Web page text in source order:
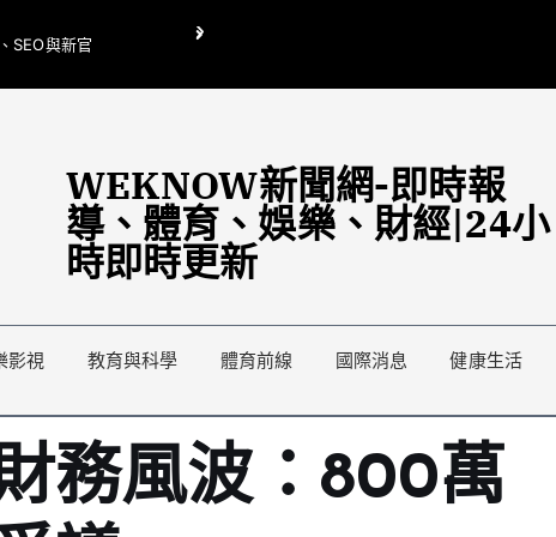
SEO與新官
翁曉玲喊刪陸委會1295萬媒宣費惹議 梁文傑回「只能靠嘴巴」
WEKNOW新聞網-即時報
導、體育、娛樂、財經|24小
時即時更新
影視 教育與科學 體育前線 國際消息 健康生活
務風波：800萬